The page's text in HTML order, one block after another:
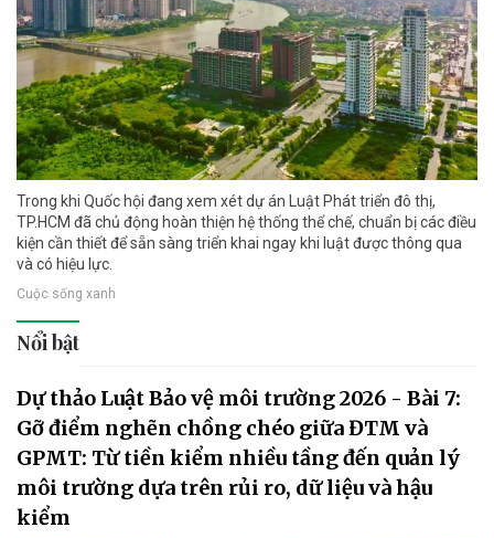
Trong khi Quốc hội đang xem xét dự án Luật Phát triển đô thị,
TP.HCM đã chủ động hoàn thiện hệ thống thể chế, chuẩn bị các điều
kiện cần thiết để sẵn sàng triển khai ngay khi luật được thông qua
và có hiệu lực.
Cuộc sống xanh
Nổi bật
Dự thảo Luật Bảo vệ môi trường 2026 - Bài 7:
Gỡ điểm nghẽn chồng chéo giữa ĐTM và
GPMT: Từ tiền kiểm nhiều tầng đến quản lý
môi trường dựa trên rủi ro, dữ liệu và hậu
kiểm